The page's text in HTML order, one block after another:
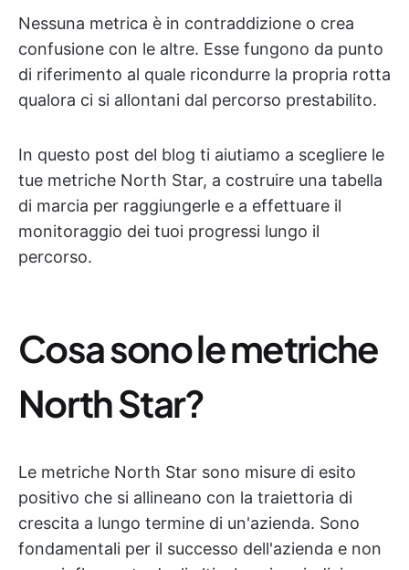
Nessuna metrica è in contraddizione o crea
confusione con le altre. Esse fungono da punto
di riferimento al quale ricondurre la propria rotta
qualora ci si allontani dal percorso prestabilito.
In questo post del blog ti aiutiamo a scegliere le
tue metriche North Star, a costruire una tabella
di marcia per raggiungerle e a effettuare il
monitoraggio dei tuoi progressi lungo il
percorso.
Cosa sono le metriche
North Star?
Le metriche North Star sono misure di esito
positivo che si allineano con la traiettoria di
crescita a lungo termine di un'azienda. Sono
fondamentali per il successo dell'azienda e non